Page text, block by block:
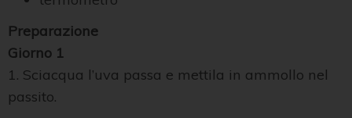
Preparazione
Giorno 1
1. Sciacqua l’uva passa e mettila in ammollo nel
passito.